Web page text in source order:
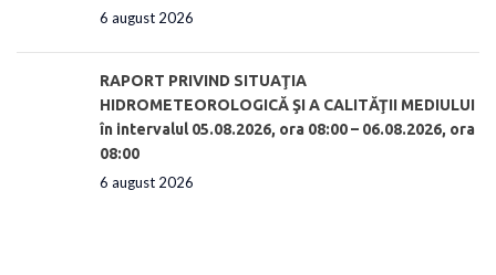
6 august 2026
RAPORT PRIVIND SITUAŢIA
HIDROMETEOROLOGICĂ ŞI A CALITĂŢII MEDIULUI
în intervalul 05.08.2026, ora 08:00 – 06.08.2026, ora
08:00
6 august 2026